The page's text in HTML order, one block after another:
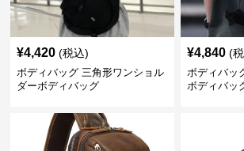
¥4,420 (税込)
ボディバッグ 三角形ワンショル
ダーボディバッグ
¥4,840 (
ボディバッ
ボディバッ